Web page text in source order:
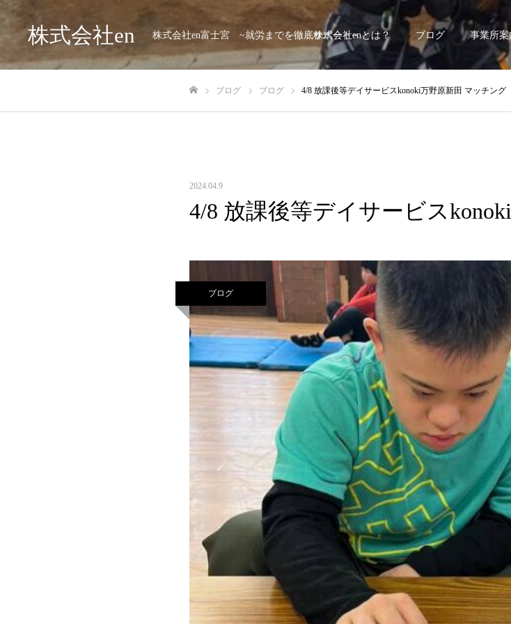
株式会社en 株式会社en富士宮 ~就労までを徹底サポート~
株式会社enとは？ ブログ 事業所案
ブログ ブログ 4/8 放課後等デイサービスkonoki万野原新田 マッチング
2024.04.9
4/8 放課後等デイサービス
ブログ